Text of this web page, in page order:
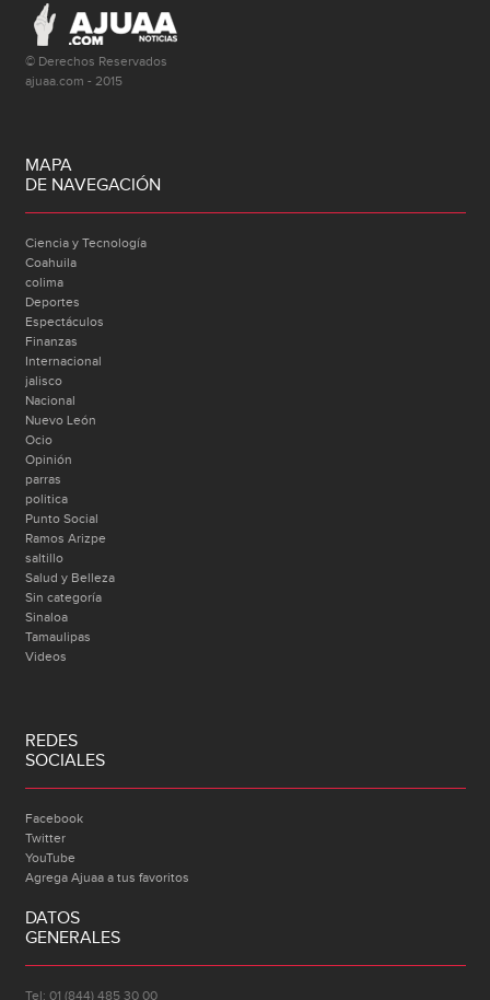
© Derechos Reservados
ajuaa.com - 2015
MAPA
DE NAVEGACIÓN
Ciencia y Tecnología
Coahuila
colima
Deportes
Espectáculos
Finanzas
Internacional
jalisco
Nacional
Nuevo León
Ocio
Opinión
parras
politica
Punto Social
Ramos Arizpe
saltillo
Salud y Belleza
Sin categoría
Sinaloa
Tamaulipas
Videos
REDES
SOCIALES
Facebook
Twitter
YouTube
Agrega Ajuaa a tus favoritos
DATOS
GENERALES
Tel: 01 (844) 485 30 00